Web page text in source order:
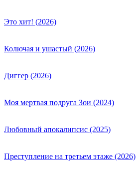
Это хит! (2026)
Колючая и ушастый (2026)
Диггер (2026)
Моя мертвая подруга Зои (2024)
Любовный апокалипсис (2025)
Преступление на третьем этаже (2026)